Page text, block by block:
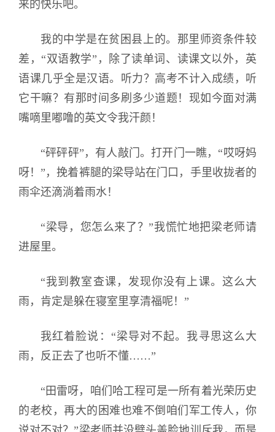
来的快乐吧。
我的中学是在贫困县上的。那里师资条件较
差，“双语教学”，除了读单词、读课文以外，英
语课几乎全是汉语。听力？高考不计入成绩，听
它干嘛？有那时间多刷多少道题！现如今面对满
嘴嘀里嘟噜的英文令我汗颜！
“砰砰砰”，有人敲门。打开门一瞧，“哎呀妈
呀！”，挽着裤腿的梁导站在门口，手里收拢者的
雨伞还滴淌着雨水！
“梁导，您怎么来了？”我慌忙地把梁老师请
进屋里。
“我到教室查课，发现你没有上课。这么大
雨，肯定是躲在寝室里享清福呢！”
我红着脸说：“梁导对不起。我寻思这么大
雨，反正去了也听不懂……”
“田雷呀，咱们哈工程可是一所有着光荣历史
的老校，再大的困难也难不倒咱们军工传人，你